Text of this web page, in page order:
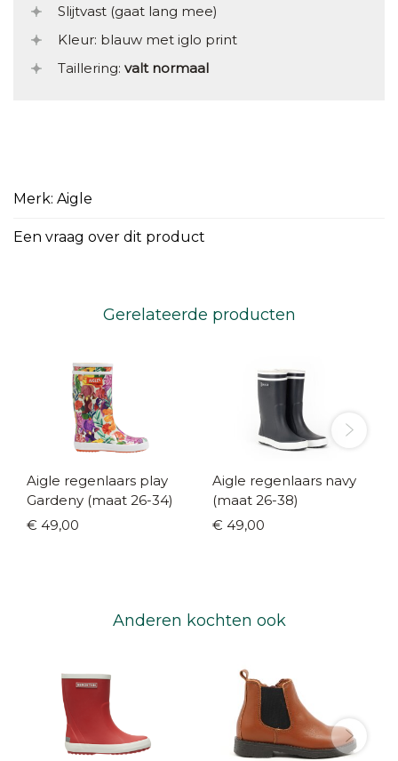
Slijtvast (gaat lang mee)
Kleur: blauw met iglo print
Taillering: valt normaal
Merk: Aigle
Een vraag over dit product
Gerelateerde producten
Aigle regenlaars play
Gardeny (maat 26-34)
€ 49,00
Aigle regenlaars navy
(maat 26-38)
€ 49,00
Anderen kochten ook